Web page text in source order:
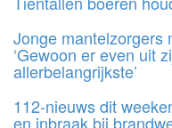
Jonge mantelzorgers
‘Gewoon er even uit
allerbelangrijkste’
112-nieuws dit
en inbraak bij